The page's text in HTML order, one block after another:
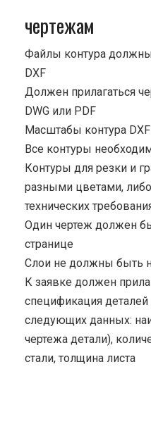
чертежам
Файлы контура
DXF
Должен прилагаться
DWG или PDF
Масштабы контура DXF
Все контуры
Контуры для резки и
разными цветами,
технических
Один чертеж должен
странице
Cлои не должны быть
К заявке должен
спецификация деталей
следующих данных:
чертежа детали),
стали, толщина листа